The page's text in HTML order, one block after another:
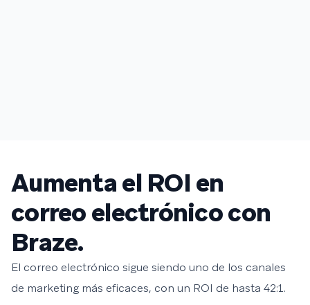
Aumenta el ROI en
correo electrónico con
Braze.
El correo electrónico sigue siendo uno de los canales
de marketing más eficaces, con un ROI de hasta 42:1.